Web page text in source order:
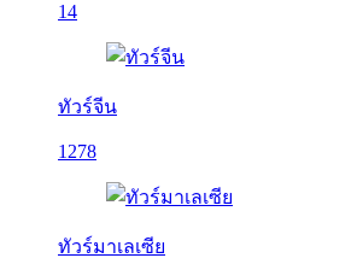
14
ทัวร์จีน
1278
ทัวร์มาเลเซีย